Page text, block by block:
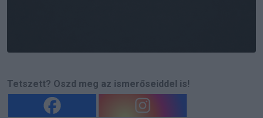
Tetszett? Oszd meg az ismerőseiddel is!